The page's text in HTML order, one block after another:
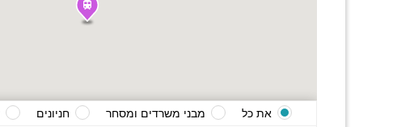
את כל מבני משרדים ומסחר חניונים